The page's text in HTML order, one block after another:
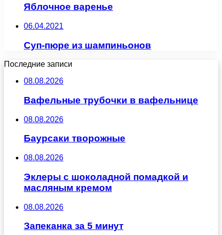
Яблочное варенье
06.04.2021
Суп-пюре из шампиньонов
Последние записи
08.08.2026
Вафельные трубочки в вафельнице
08.08.2026
Баурсаки творожные
08.08.2026
Эклеры с шоколадной помадкой и
масляным кремом
08.08.2026
Запеканка за 5 минут